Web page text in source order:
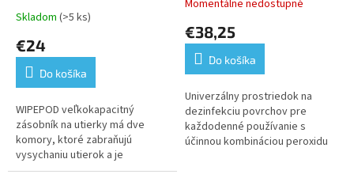
Skladom (>5 ks)
€24
Do košíka
WIPEPOD veľkokapacitný
zásobník na utierky má dve
komory, ktoré zabraňujú
vysychaniu utierok a je
vybavený systémom pre
Priemerné
produktu
5,0
5
hviezdičiek.
Momentálne nedostupné
€38,25
Do košíka
Univerzálny prostriedok na
dezinfekciu povrchov pre
každodenné používanie s
účinnou kombináciou peroxidu